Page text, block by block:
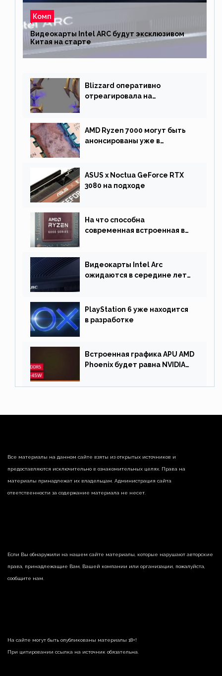
Комп
Видеокарты Intel ARC будут эксклюзивом
Китая на старте
Blizzard оперативно
отреагировала на
AMD Ryzen 7000 могут быть
анонсированы уже в
ASUS x Noctua GeForce RTX
3080 на подходе
На что способна
современная встроенная в
Видеокарты Intel Arc
ожидаются в середине лета.
PlayStation 6 уже находится
в разработке
Встроенная графика APU AMD
Phoenix будет равна NVIDIA
Все материалы на данном сайте взяты из открытых источников и
предоставляются исключительно в ознакомительных целях. Права на
материалы принадлежат их владельцам. Администрация сайта
ответственности за содержание материала не несет.
Если Вы обнаружили на нашем сайте материалы, которые нарушают авторские
права, принадлежащие Вам, Вашей компании или организации, пожалуйста,
сообщите нам.
На сайте могут быть опубликованы материалы 18+!
При цитировании ссылка на источник обязательна.